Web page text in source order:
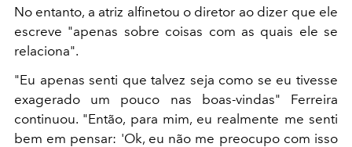
No entanto, a atriz alfinetou o diretor ao dizer que ele
escreve "apenas sobre coisas com as quais ele se
relaciona".
"Eu apenas senti que talvez seja como se eu tivesse
exagerado um pouco nas boas-vindas" Ferreira
continuou. "Então, para mim, eu realmente me senti
bem em pensar: 'Ok, eu não me preocupo com isso